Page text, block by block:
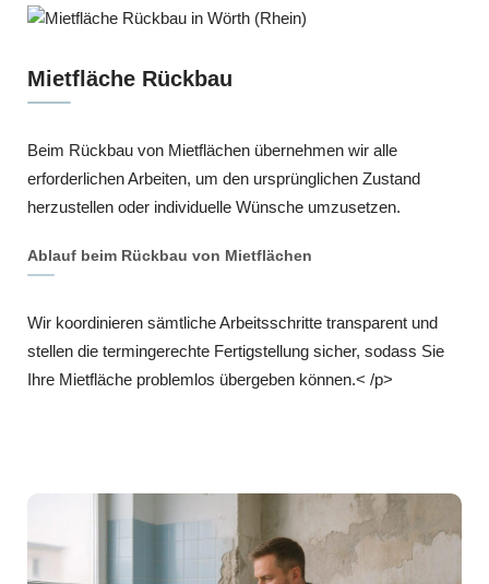
Mietfläche Rückbau
Beim Rückbau von Mietflächen übernehmen wir alle
erforderlichen Arbeiten, um den ursprünglichen Zustand
herzustellen oder individuelle Wünsche umzusetzen.
Ablauf beim Rückbau von Mietflächen
Wir koordinieren sämtliche Arbeitsschritte transparent und
stellen die termingerechte Fertigstellung sicher, sodass Sie
Ihre Mietfläche problemlos übergeben können.< /p>